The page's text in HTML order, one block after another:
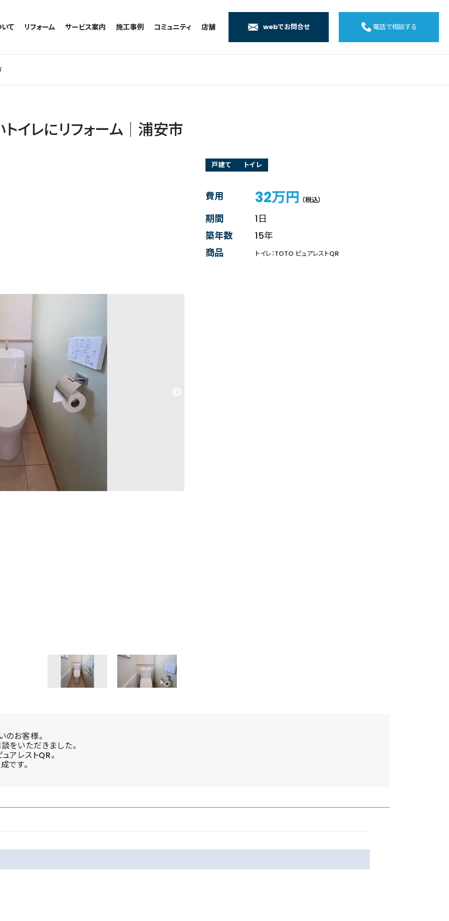
て リフォーム
お風呂のリフォーム
洗面台のリフォーム
水回りのリフォーム
サービス案内
相談室・よくある質問
施工事例
トイレの施工事例
キッチンの施工事例
コミュニティ
アルブル通信
ブログ
協力会社様専用
店舗
墨田店
日本橋店
webでお問合せ 電話で相談する
イレにリフォーム｜浦安市
戸建て トイレ
費用 32万円 （税込）
期間
1日
築年数
15年
商品
トイレ：TOTO ピュアレストQR
お客様。
をいただきました。
アレストQR。
です。